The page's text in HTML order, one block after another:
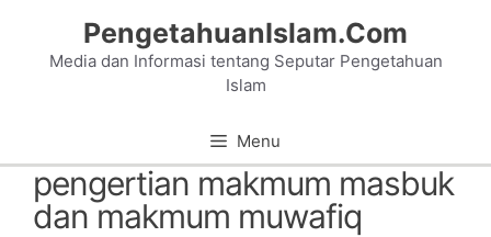
content
PengetahuanIslam.Com
Media dan Informasi tentang Seputar Pengetahuan
Islam
Menu
pengertian makmum masbuk
dan makmum muwafiq